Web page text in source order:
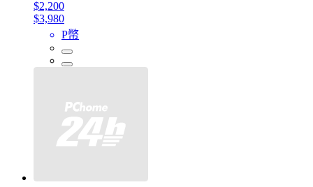
$2,200
$3,980
P幣